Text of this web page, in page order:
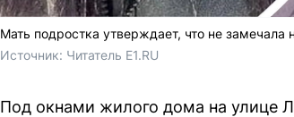
Мать подростка утверждает, что не замечала
Источник: Читатель E1.RU
Под окнами жилого дома на улице